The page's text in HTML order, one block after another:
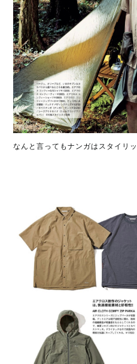
なんと言ってもナンガはスタイリ